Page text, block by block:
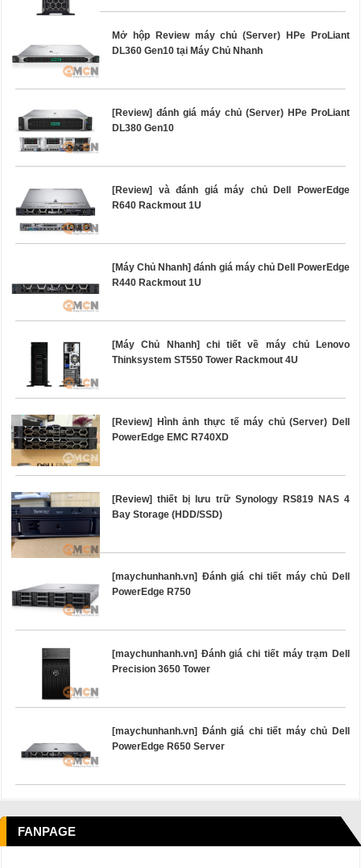
Mở hộp Review máy chủ (Server) HPe ProLiant
DL360 Gen10 tại Máy Chủ Nhanh
[Review] đánh giá máy chủ (Server) HPe ProLiant
DL380 Gen10
[Review] và đánh giá máy chủ Dell PowerEdge
R640 Rackmout 1U
[Máy Chủ Nhanh] đánh giá máy chủ Dell PowerEdge
R440 Rackmout 1U
[Máy Chủ Nhanh] chi tiết về máy chủ Lenovo
Thinksystem ST550 Tower Rackmout 4U
[Review] Hình ảnh thực tế máy chủ (Server) Dell
PowerEdge EMC R740XD
[Review] thiết bị lưu trữ Synology RS819 NAS 4
Bay Storage (HDD/SSD)
[maychunhanh.vn] Đánh giá chi tiết máy chủ Dell
PowerEdge R750
[maychunhanh.vn] Đánh giá chi tiết máy trạm Dell
Precision 3650 Tower
[maychunhanh.vn] Đánh giá chi tiết máy chủ Dell
PowerEdge R650 Server
FANPAGE